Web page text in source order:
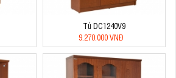
Tủ DC1240V9
9.270.000 VNĐ